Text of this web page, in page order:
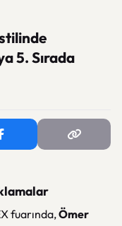
5. Sırada
fuarında,Ömer